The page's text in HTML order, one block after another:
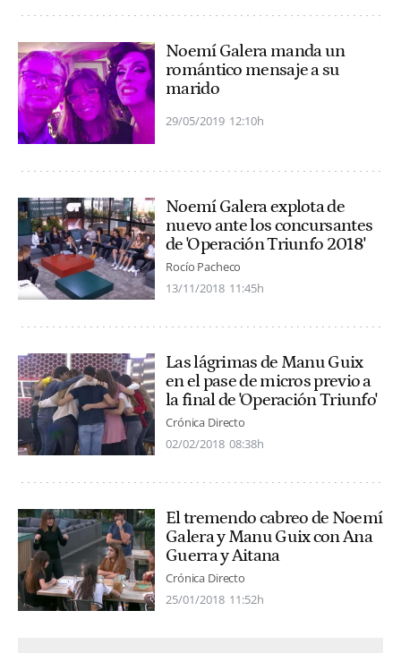
Noemí Galera manda un
romántico mensaje a su
marido
29/05/2019 12:10h
Noemí Galera explota de
nuevo ante los concursantes
de 'Operación Triunfo 2018'
Rocío Pacheco
13/11/2018 11:45h
Las lágrimas de Manu Guix
en el pase de micros previo a
la final de 'Operación Triunfo'
Crónica Directo
02/02/2018 08:38h
El tremendo cabreo de Noemí
Galera y Manu Guix con Ana
Guerra y Aitana
Crónica Directo
25/01/2018 11:52h